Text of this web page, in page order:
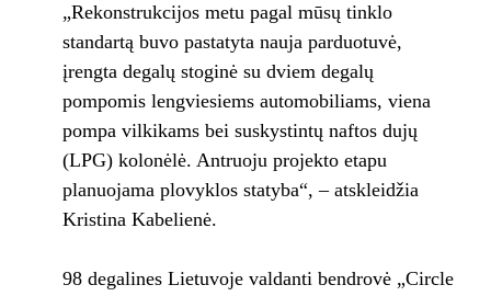
„Rekonstrukcijos metu pagal mūsų tinklo
standartą buvo pastatyta nauja parduotuvė,
įrengta degalų stoginė su dviem degalų
pompomis lengviesiems automobiliams, viena
pompa vilkikams bei suskystintų naftos dujų
(LPG) kolonėlė. Antruoju projekto etapu
planuojama plovyklos statyba“, – atskleidžia
Kristina Kabelienė.
98 degalines Lietuvoje valdanti bendrovė „Circle